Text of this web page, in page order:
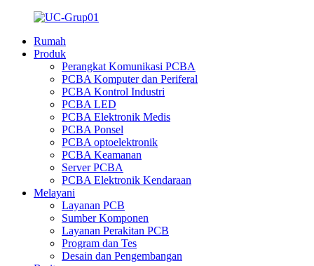
Rumah
Produk
Perangkat Komunikasi PCBA
PCBA Komputer dan Periferal
PCBA Kontrol Industri
PCBA LED
PCBA Elektronik Medis
PCBA Ponsel
PCBA optoelektronik
PCBA Keamanan
Server PCBA
PCBA Elektronik Kendaraan
Melayani
Layanan PCB
Sumber Komponen
Layanan Perakitan PCB
Program dan Tes
Desain dan Pengembangan